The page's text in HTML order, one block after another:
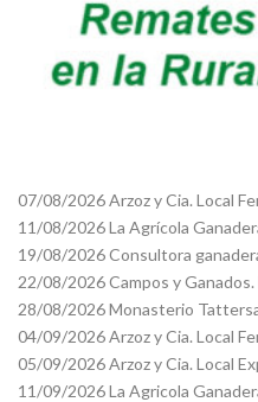
07/08/2026 Arzoz y Cia. Local
11/08/2026 La Agrícola
19/08/2026 Consultora
22/08/2026 Campos y Ganados.
28/08/2026 Monasterio
04/09/2026 Arzoz y Cia. Local
05/09/2026 Arzoz y Cia. Local
11/09/2026 La Agricola